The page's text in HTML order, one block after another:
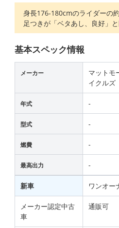
身長176-180cmのライダーの
足つきが「ベタあし、良好」と
基本スペック情報
メーカー
マットモ
イクルズ
年式 -
型式 -
燃費 -
最高出力 -
新車 ワンオー
メーカー認定中古
車
通販可